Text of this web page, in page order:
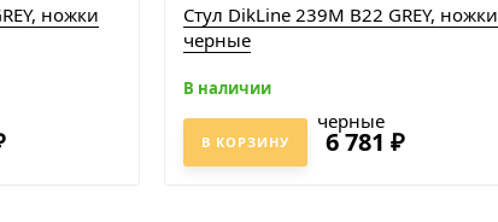
ножки
Стул DikLine 239М B22 GREY, ножки
черные
В наличии
В КОРЗИНУ 6 781 ₽